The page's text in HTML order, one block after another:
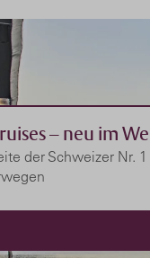
– neu im
der Schweizer Nr.